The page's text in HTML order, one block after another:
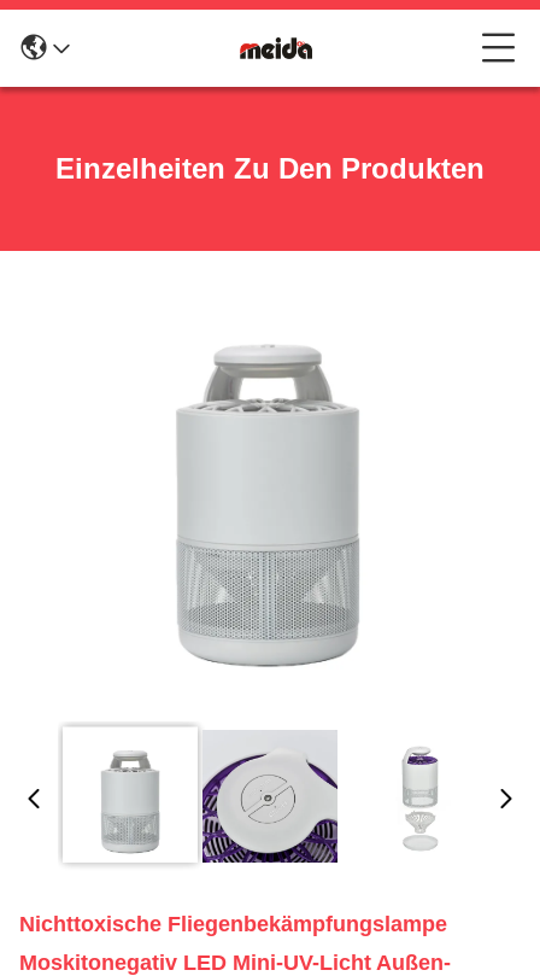
Einzelheiten Zu Den Produkten
Nichttoxische Fliegenbekämpfungslampe
Moskitonegativ LED Mini-UV-Licht Außen-